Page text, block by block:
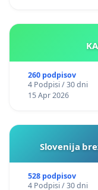
260 podpisov
4 Podpisi / 30 dni
15 Apr 2026
Slovenija
528 podpisov
4 Podpisi / 30 dni